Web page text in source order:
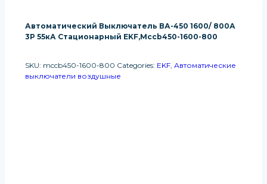
Автоматический Выключатель ВА-450 1600/ 800А
3P 55кА Стационарный EKF,mccb450-1600-800
SKU: mccb450-1600-800 Categories: EKF, Автоматические
выключатели воздушные